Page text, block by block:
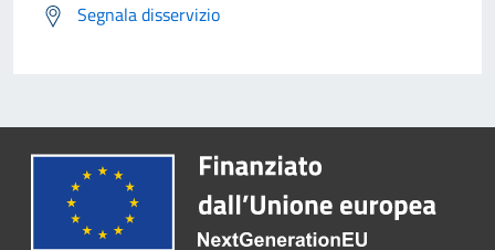
Segnala disservizio